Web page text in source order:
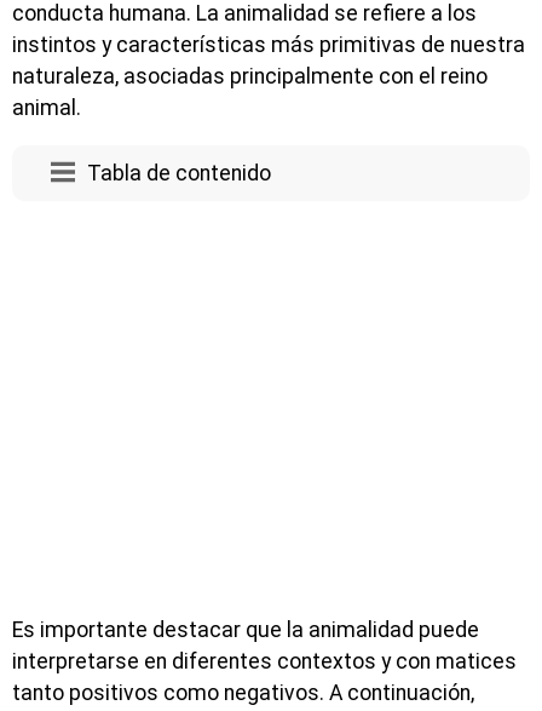
conducta humana. La animalidad se refiere a los
instintos y características más primitivas de nuestra
naturaleza, asociadas principalmente con el reino
animal.
Tabla de contenido
Es importante destacar que la animalidad puede
interpretarse en diferentes contextos y con matices
tanto positivos como negativos. A continuación,